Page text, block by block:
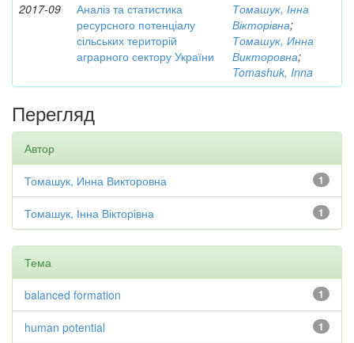
2017-09
Аналіз та статистика
ресурсного потенціалу
сільських територій
аграрного сектору України
Томашук, Інна
Вікторівна;
Томашук, Инна
Викторовна;
Tomashuk, Inna
Перегляд
Автор
1
Томашук, Инна Викторовна
1
Томашук, Інна Вікторівна
Тема
1
balanced formation
1
human potential